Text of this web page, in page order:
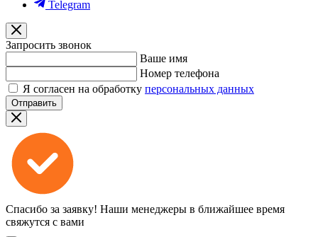
Telegram
Запросить звонок
Ваше имя
Номер телефона
Я согласен на обработку персональных данных
Отправить
Спасибо за заявку! Наши менеджеры в ближайшее время
свяжутся с вами